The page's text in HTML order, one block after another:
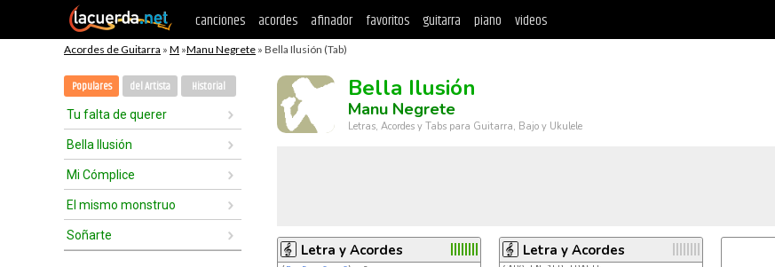
canciones acordes afinador favoritos guitarra piano videos
Acordes de Guitarra » M »Manu Negrete » Bella Ilusión (Tab)
Populares del Artista Historial
Tu falta de querer
Bella Ilusión
Mi Cómplice
El mismo monstruo
Soñarte
Bella Ilusión
Manu Negrete
Letras, Acordes y Tabs para Guitarra, Bajo y Ukulele
Letra y Acordes Letra y Acordes